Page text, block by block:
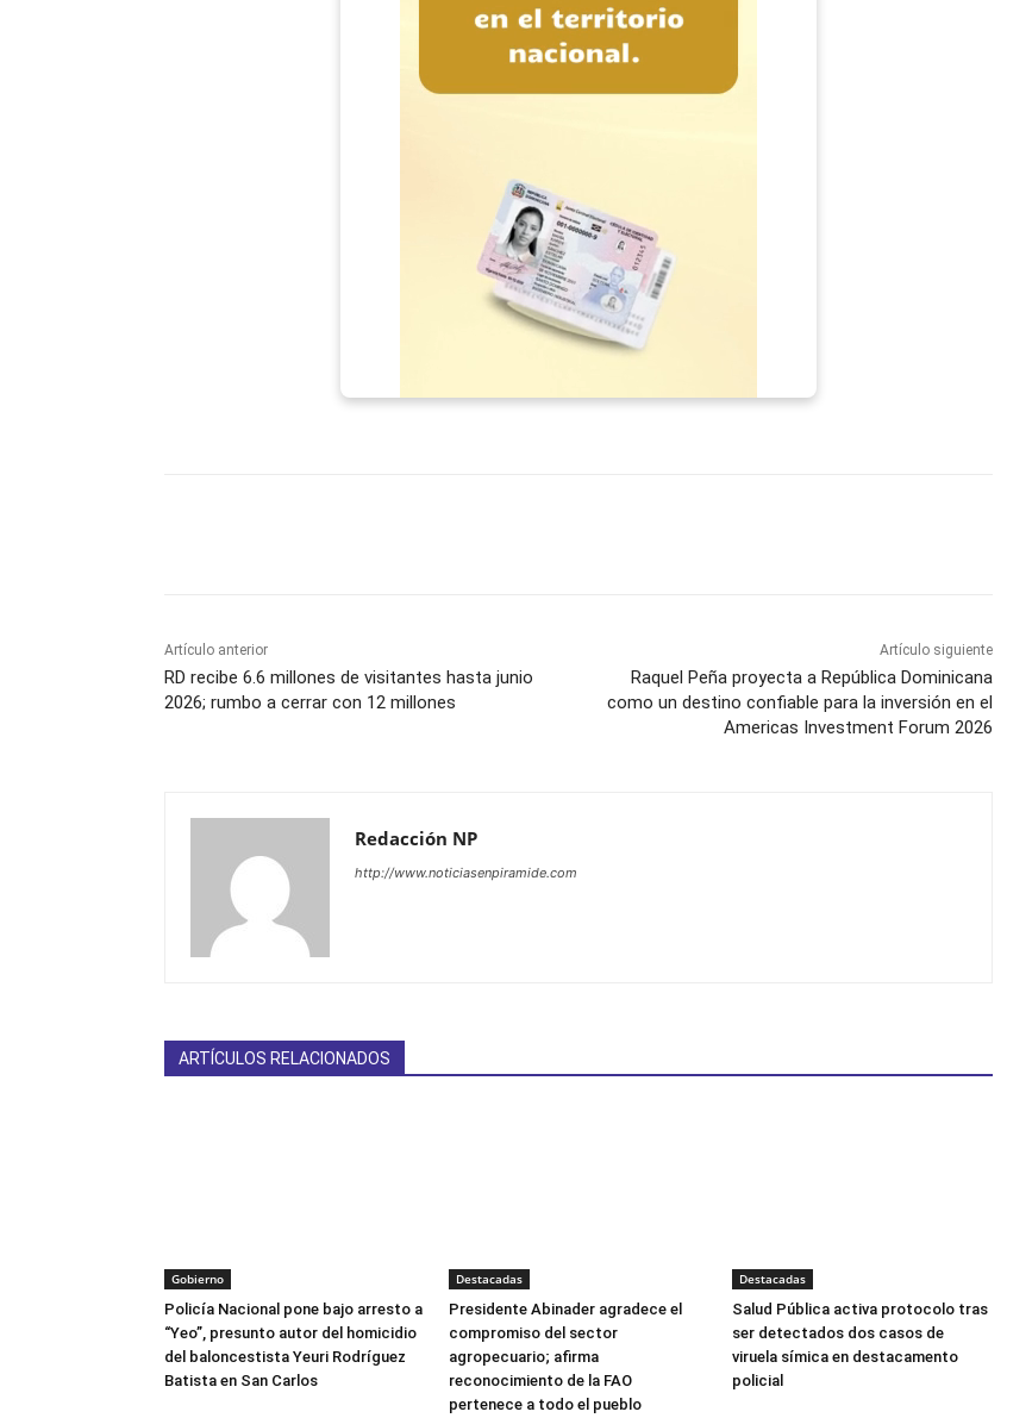
Artículo anterior
RD recibe 6.6 millones de visitantes hasta junio
2026; rumbo a cerrar con 12 millones
Artículo siguiente
Raquel Peña proyecta a República Dominicana
como un destino confiable para la inversión en el
Americas Investment Forum 2026
Redacción NP
http://www.noticiasenpiramide.com
ARTÍCULOS RELACIONADOS
Gobierno
Policía Nacional pone bajo arresto a
“Yeo”, presunto autor del homicidio
del baloncestista Yeuri Rodríguez
Batista en San Carlos
Destacadas
Presidente Abinader agradece el
compromiso del sector
agropecuario; afirma
reconocimiento de la FAO
pertenece a todo el pueblo
Destacadas
Salud Pública activa protocolo tras
ser detectados dos casos de
viruela símica en destacamento
policial